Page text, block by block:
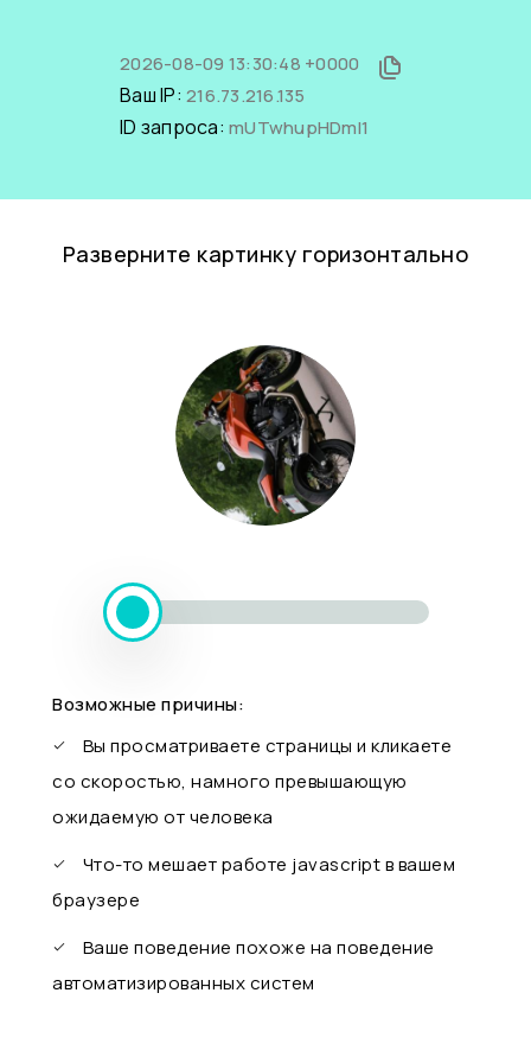
2026-08-09 13:30:48 +0000
Ваш IP: 216.73.216.135
ID запроса: mUTwhupHDmI1
Разверните картинку горизонтально
Возможные причины:
Вы просматриваете страницы и кликаете
со скоростью, намного превышающую
ожидаемую от человека
Что-то мешает работе javascript в вашем
браузере
Ваше поведение похоже на поведение
автоматизированных систем